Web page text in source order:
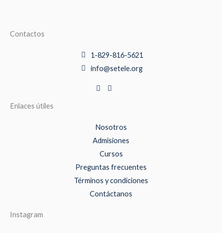
Contactos
1-829-816-5621
info@setele.org
Enlaces útiles
Nosotros
Admisiones
Cursos
Preguntas frecuentes
Términos y condiciones
Contáctanos
Instagram